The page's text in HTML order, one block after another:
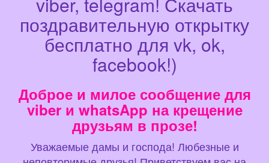
поздравительную открытку
бесплатно для vk, ok,
facebook!)
Доброе и милое сообщение для
viber и whatsApp на крещение
друзьям в прозе!
Уважаемые дамы и господа! Любезные и